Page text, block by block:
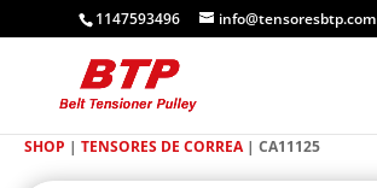
1147593496 info@tensoresbtp.com
SHOP | TENSORES DE CORREA| CA11125